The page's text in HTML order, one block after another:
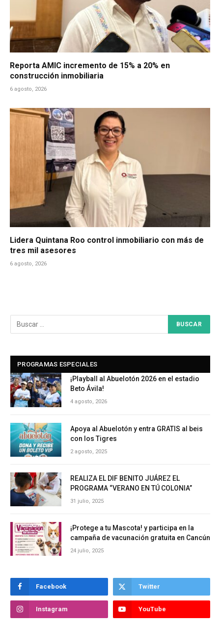
Reporta AMIC incremento de 15% a 20% en
construcción inmobiliaria
6 agosto, 2026
Lidera Quintana Roo control inmobiliario con más de
tres mil asesores
6 agosto, 2026
PROGRAMAS ESPECIALES
¡Playball al Abuelotón 2026 en el estadio
Beto Ávila!
4 agosto, 2026
Apoya al Abuelotón y entra GRATIS al beis
con los Tigres
2 agosto, 2025
REALIZA EL DIF BENITO JUÁREZ EL
PROGRAMA “VERANO EN TÚ COLONIA”
31 julio, 2025
¡Protege a tu Mascota! y participa en la
campaña de vacunación gratuita en Cancún
24 julio, 2025
Facebook Twitter
Instagram YouTube